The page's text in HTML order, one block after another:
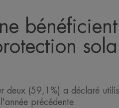
bénéficient
deux (59,1%) a déclaré
précédente.